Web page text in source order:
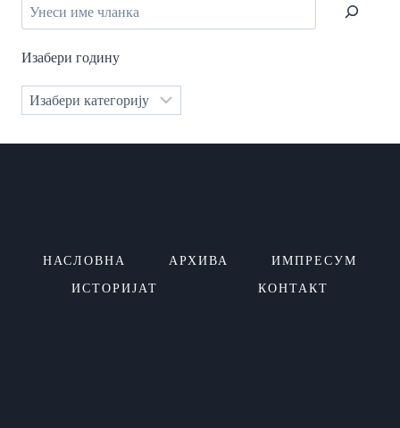
Изабери годину
Категорије
НАСЛОВНА АРХИВА ИМПРЕСУМ
ИСТОРИЈАТ КОНТАКТ